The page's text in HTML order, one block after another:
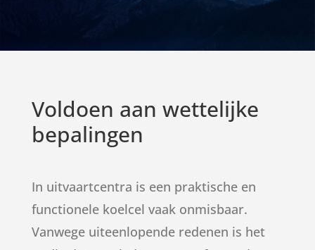
Voldoen aan wettelijke
bepalingen
In uitvaartcentra is een praktische en
functionele koelcel vaak onmisbaar.
Vanwege uiteenlopende redenen is het